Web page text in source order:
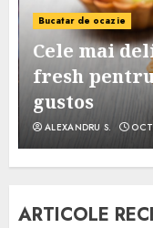
Bucatar de ocazie
Cele mai
fresh
gustos
ALEXANDRU S.
ARTICOLE